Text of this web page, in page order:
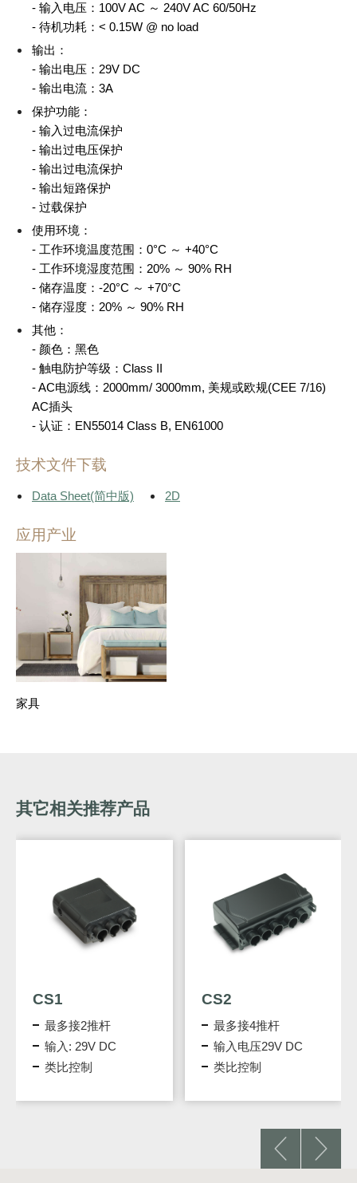
- 输入电压：100V AC ～ 240V AC 60/50Hz
- 待机功耗：< 0.15W @ no load
输出：
- 输出电压：29V DC
- 输出电流：3A
保护功能：
- 输入过电流保护
- 输出过电压保护
- 输出过电流保护
- 输出短路保护
- 过载保护
使用环境：
- 工作环境温度范围：0°C ～ +40°C
- 工作环境湿度范围：20% ～ 90% RH
- 储存温度：-20°C ～ +70°C
- 储存湿度：20% ～ 90% RH
其他：
- 颜色：黑色
- 触电防护等级：Class II
- AC电源线：2000mm/ 3000mm, 美规或欧规(CEE 7/16)
AC插头
- 认证：EN55014 Class B, EN61000
技术文件下载
Data Sheet(简中版) 2D
应用产业
家具
其它相关推荐产品
CS1
最多接2推杆
输入: 29V DC
类比控制
CS2
最多接4推杆
输入电压29V DC
类比控制